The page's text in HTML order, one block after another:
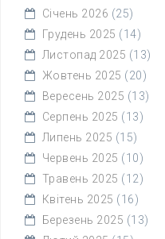
Січень 2026 (25)
Грудень 2025 (14)
Листопад 2025 (13)
Жовтень 2025 (20)
Вересень 2025 (13)
Серпень 2025 (13)
Липень 2025 (15)
Червень 2025 (10)
Травень 2025 (12)
Квітень 2025 (16)
Березень 2025 (13)